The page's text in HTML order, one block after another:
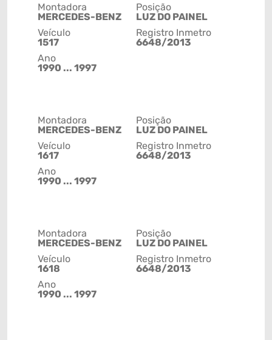
Montadora
MERCEDES-BENZ
Veículo
1517
Ano
1990 ... 1997
Posição
LUZ DO PAINEL
Registro Inmetro
6648/2013
Montadora
MERCEDES-BENZ
Veículo
1617
Ano
1990 ... 1997
Posição
LUZ DO PAINEL
Registro Inmetro
6648/2013
Montadora
MERCEDES-BENZ
Veículo
1618
Ano
1990 ... 1997
Posição
LUZ DO PAINEL
Registro Inmetro
6648/2013